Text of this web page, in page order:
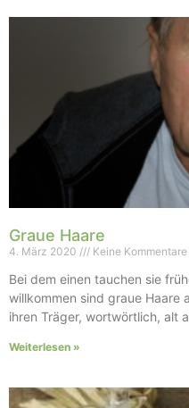
Graue Haare
4. März 2020 Keine Kommentare
Bei dem einen tauchen sie
willkommen sind graue Haare
ihren Träger, wortwörtlich, alt
Weiterlesen »